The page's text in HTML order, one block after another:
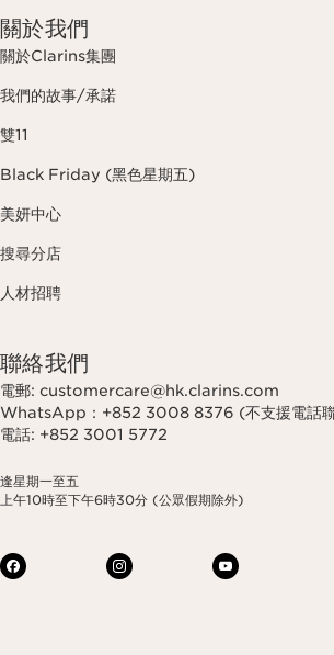
關於我們
關於Clarins集團
我們的故事/承諾
雙11
Black Friday (黑色星期五)
美妍中心
搜尋分店
人材招聘
聯絡我們
電郵: customercare@hk.clarins.com
WhatsApp：+852 3008 8376 (不支援電話
電話: +852 3001 5772
逢星期一至五
上午10時至下午6時30分 (公眾假期除外)